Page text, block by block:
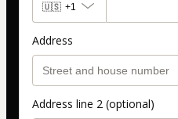
🇺🇸 +1
Address
Address line 2 (optional)